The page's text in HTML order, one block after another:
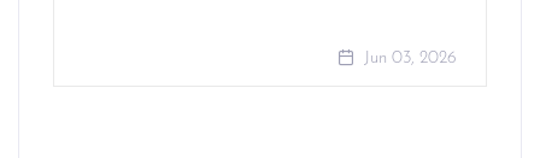
Jun 03, 2026